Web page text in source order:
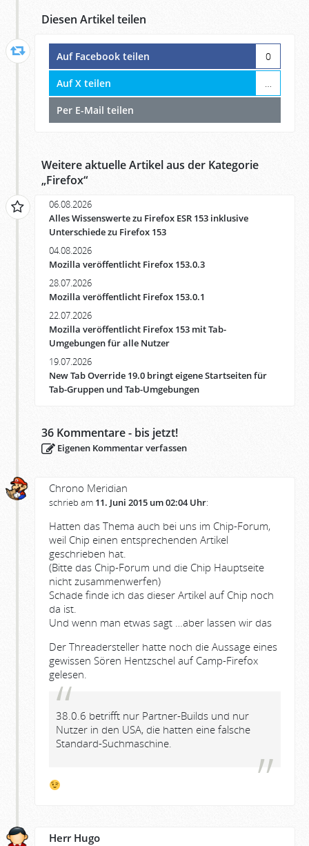
Diesen Artikel teilen
Auf Facebook teilen 0
Auf X teilen …
Per E-Mail teilen
Weitere aktuelle Artikel aus der Kategorie
„Firefox“
06.08.2026
Alles Wissenswerte zu Firefox ESR 153 inklusive
Unterschiede zu Firefox 153
04.08.2026
Mozilla veröffentlicht Firefox 153.0.3
28.07.2026
Mozilla veröffentlicht Firefox 153.0.1
22.07.2026
Mozilla veröffentlicht Firefox 153 mit Tab-
Umgebungen für alle Nutzer
19.07.2026
New Tab Override 19.0 bringt eigene Startseiten für
Tab-Gruppen und Tab-Umgebungen
36 Kommentare - bis jetzt!
Eigenen Kommentar verfassen
Chrono Meridian
schrieb am 11. Juni 2015 um 02:04 Uhr:
Hatten das Thema auch bei uns im Chip-Forum,
weil Chip einen entsprechenden Artikel
geschrieben hat.
(Bitte das Chip-Forum und die Chip Hauptseite
nicht zusammenwerfen)
Schade finde ich das dieser Artikel auf Chip noch
da ist.
Und wenn man etwas sagt …aber lassen wir das
Der Threadersteller hatte noch die Aussage eines
gewissen Sören Hentzschel auf Camp-Firefox
gelesen.
38.0.6 betrifft nur Partner-Builds und nur
Nutzer in den USA, die hatten eine falsche
Standard-Suchmaschine.
Herr Hugo